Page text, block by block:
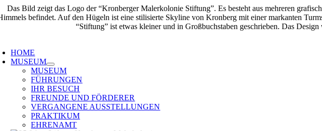
Zum
Inhalt
HOME
MUSEUM
MUSEUM
FÜHRUNGEN
IHR BESUCH
FREUNDE UND FÖRDERER
VERGANGENE AUSSTELLUNGEN
PRAKTIKUM
EHRENAMT